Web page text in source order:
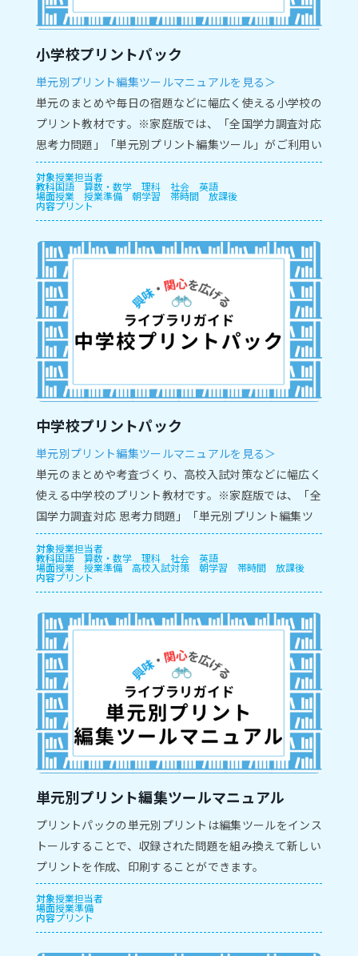
小学校プリントパック
単元別プリント編集ツールマニュアルを見る＞
単元のまとめや毎日の宿題などに幅広く使える小学校の
プリント教材です。※家庭版では、「全国学力調査対応
思考力問題」「単元別プリント編集ツール」がご利用い
ただけません。
対象授業担当者
教科国語 算数・数学 理科 社会 英語
場面授業 授業準備 朝学習 帯時間 放課後
内容プリント
中学校プリントパック
単元別プリント編集ツールマニュアルを見る＞
単元のまとめや考査づくり、高校入試対策などに幅広く
使える中学校のプリント教材です。※家庭版では、「全
国学力調査対応 思考力問題」「単元別プリント編集ツ
ール」がご利用いただけません。
対象授業担当者
教科国語 算数・数学 理科 社会 英語
場面授業 授業準備 高校入試対策 朝学習 帯時間 放課後
内容プリント
単元別プリント編集ツールマニュアル
プリントパックの単元別プリントは編集ツールをインス
トールすることで、収録された問題を組み換えて新しい
プリントを作成、印刷することができます。
対象授業担当者
場面授業準備
内容プリント